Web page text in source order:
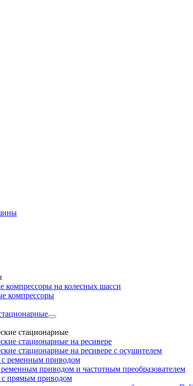
компрессоры на колесных шасси
компрессоры
стационарные
стационарные на ресивере
стационарные на ресивере с осушителем
ременным приводом
приводом и частотным преобразователем
прямым приводом